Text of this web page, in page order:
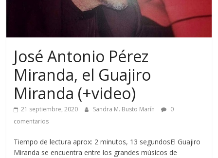
José Antonio Pérez
Miranda, el Guajiro
Miranda (+video)
21 septiembre, 2020 Sandra M. Busto Marín
0
comentarios
Tiempo de lectura aprox: 2 minutos, 13 segundosEl Guajiro
Miranda se encuentra entre los grandes músicos de